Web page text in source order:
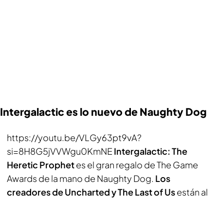
Intergalactic es lo nuevo de Naughty Dog
https://youtu.be/VLGy63pt9vA?
si=8H8G5jVVWgu0KmNEIntergalactic: The
Heretic Prophetes el gran regalo de The Game
Awards de la mano de Naughty Dog. Los
creadores de Uncharted y The Last of Usestán al